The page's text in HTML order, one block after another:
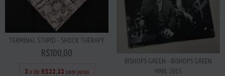
TERMINAL STUPID - SHOCK THERAPY
R$100,00
3 x de R$33,33 sem juros
BISHOPS GREEN - BISHOPS GREEN
VINIL 2015